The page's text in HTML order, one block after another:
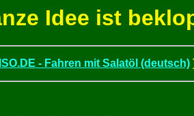
Idee ist
- Fahren mit Salatöl (deutsch)]